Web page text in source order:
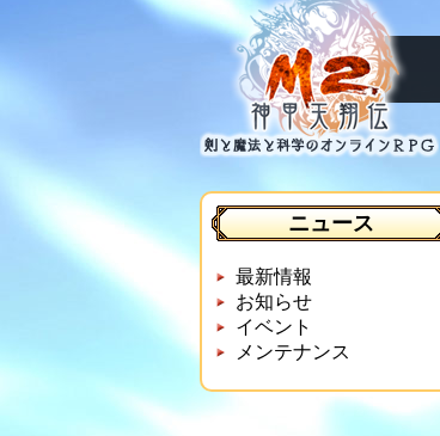
ニュース
最新情報
お知らせ
イベント
メンテナンス